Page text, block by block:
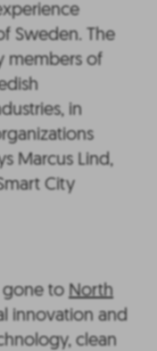
Sweden. The
members of
in
Marcus Lind,
City
gone to North
innovation and
clean